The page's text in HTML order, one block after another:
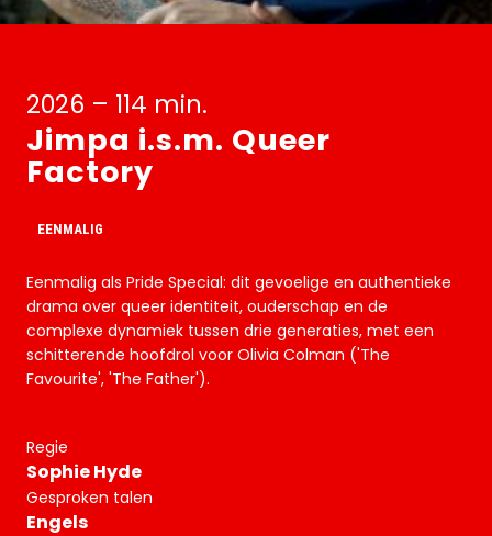
2026 – 114 min.
Jimpa i.s.m. Queer
Factory
EENMALIG
Eenmalig als Pride Special: dit gevoelige en authentieke
drama over queer identiteit, ouderschap en de
complexe dynamiek tussen drie generaties, met een
schitterende hoofdrol voor Olivia Colman ('The
Favourite', 'The Father').
Regie
Sophie Hyde
Gesproken talen
Engels